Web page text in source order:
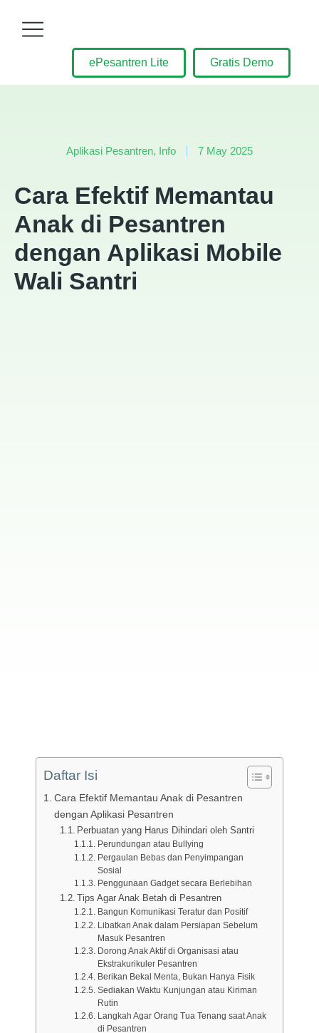
ePesantren Lite Gratis Demo
Aplikasi Pesantren, Info 7 May 2025
Cara Efektif Memantau
Anak di Pesantren
dengan Aplikasi Mobile
Wali Santri
Daftar Isi
Cara Efektif Memantau Anak di Pesantren
dengan Aplikasi Pesantren
Perbuatan yang Harus Dihindari oleh Santri
Perundungan atau Bullying
Pergaulan Bebas dan Penyimpangan
Sosial
Penggunaan Gadget secara Berlebihan
Tips Agar Anak Betah di Pesantren
Bangun Komunikasi Teratur dan Positif
Libatkan Anak dalam Persiapan Sebelum
Masuk Pesantren
Dorong Anak Aktif di Organisasi atau
Ekstrakurikuler Pesantren
Berikan Bekal Menta, Bukan Hanya Fisik
Sediakan Waktu Kunjungan atau Kiriman
Rutin
Langkah Agar Orang Tua Tenang saat Anak
di Pesantren